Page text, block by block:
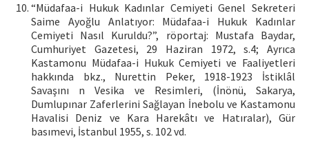
“Müdafaa-i Hukuk Kadınlar Cemiyeti Genel Sekreteri
Saime Ayoğlu Anlatıyor: Müdafaa-i Hukuk Kadınlar
Cemiyeti Nasıl Kuruldu?”, röportaj: Mustafa Baydar,
Cumhuriyet Gazetesi, 29 Haziran 1972, s.4; Ayrıca
Kastamonu Müdafaa-i Hukuk Cemiyeti ve Faaliyetleri
hakkında bkz., Nurettin Peker, 1918-1923 İstiklâl
Savaşını n Vesika ve Resimleri, (İnönü, Sakarya,
Dumlupınar Zaferlerini Sağlayan İnebolu ve Kastamonu
Havalisi Deniz ve Kara Harekâtı ve Hatıralar), Gür
basımevi, İstanbul 1955, s. 102 vd.